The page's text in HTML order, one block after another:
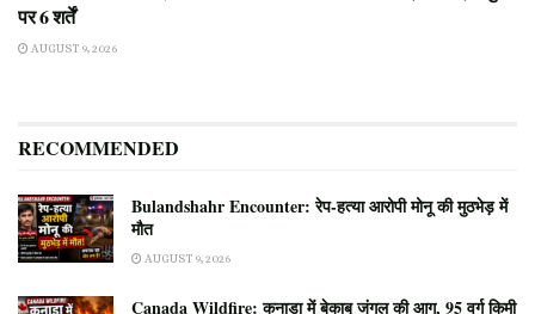
पर 6 शर्तें
AUGUST 9, 2026
RECOMMENDED
Bulandshahr Encounter: रेप-हत्या आरोपी मोनू की मुठभेड़ में
मौत
AUGUST 9, 2026
Canada Wildfire: कनाडा में बेकाबू जंगल की आग, 95 वर्ग किमी